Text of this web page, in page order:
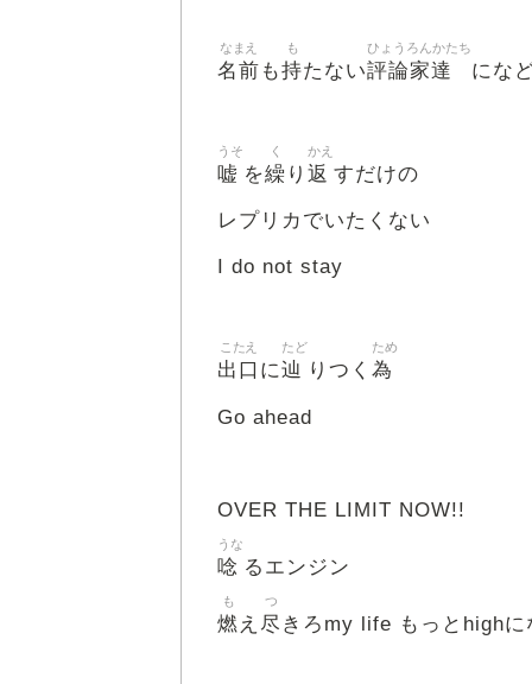
名前
なまえ
も持
も
たない評論家達
ひょうろんかたち
にな
嘘
うそ
を繰
く
り 返
かえ
すだけの
レプリカでいたくない
I do not stay
出口
こたえ
に辿
たど
りつく 為
ため
Go ahead
OVER THE LIMIT NOW!!
唸
うな
るエンジン
燃
も
え 尽
つ
きろmy life もっとhighに